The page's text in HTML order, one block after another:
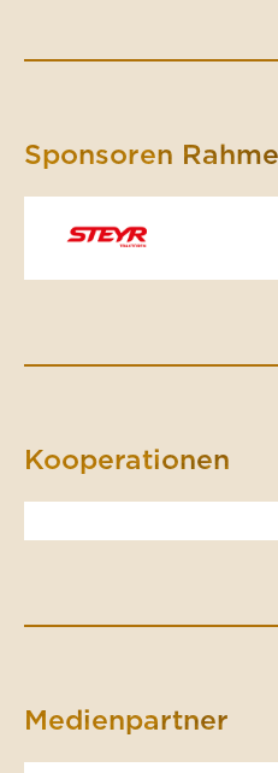
Sponsoren
Kooperationen
Medienpartner